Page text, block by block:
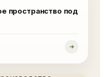
пространство под